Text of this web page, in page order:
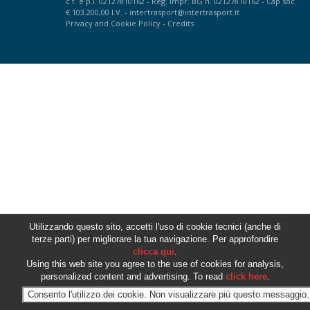
€ 103.200,00 I.V. - intertrasport@intertrasport.it
Privacyand Cookie Policy- Credits
Utilizzando questo sito, accetti l'uso di cookie tecnici (anche di
terze parti) per migliorare la tua navigazione. Per approfondire
clicca qui.
Using this web site you agree to the use of cookies for analysis,
personalized content and advertising. To read click here.